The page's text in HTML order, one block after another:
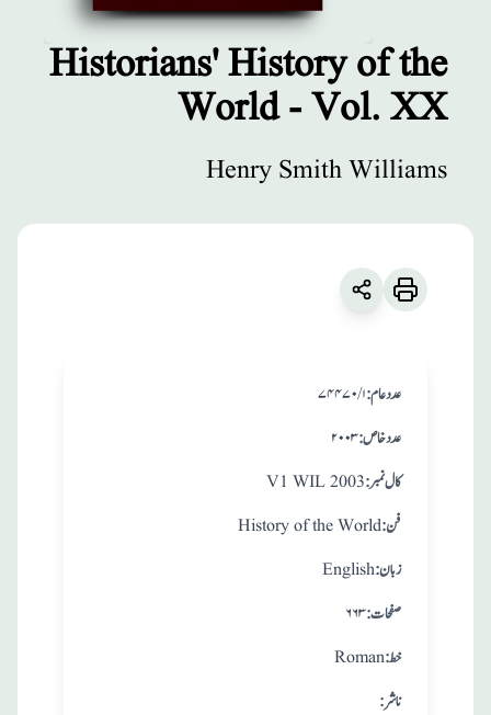
مطبوعات
History of the
World - Vol. XX
Historians' History of the
World - Vol. XX
Henry Smith Williams
۷۴۴۷۰/۱ :عدد عام
۲۰۰۳:عدد خاص
V1 WIL 2003 :کال نمبر
History of the World :فن
English:زبان
۶۶۳:صفحات
Roman:خط
:ناشر